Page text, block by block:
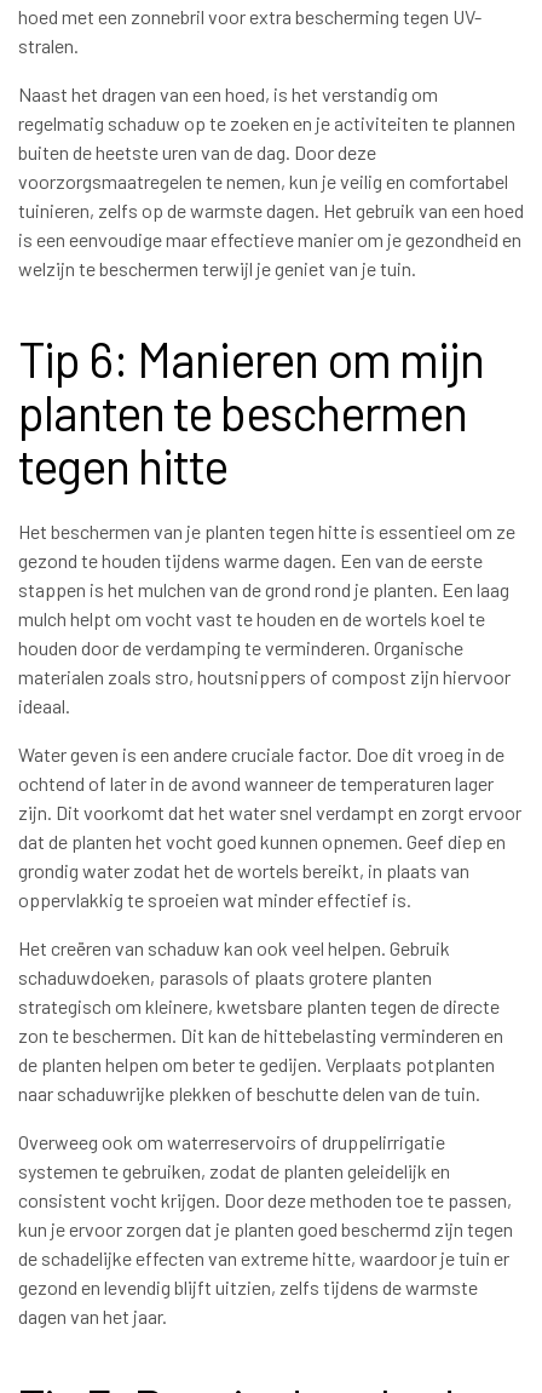
hoed met een zonnebril voor extra bescherming tegen UV-
stralen.
Naast het dragen van een hoed, is het verstandig om
regelmatig schaduw op te zoeken en je activiteiten te plannen
buiten de heetste uren van de dag. Door deze
voorzorgsmaatregelen te nemen, kun je veilig en comfortabel
tuinieren, zelfs op de warmste dagen. Het gebruik van een hoed
is een eenvoudige maar effectieve manier om je gezondheid en
welzijn te beschermen terwijl je geniet van je tuin.
Tip 6: Manieren om mijn
planten te beschermen
tegen hitte
Het beschermen van je planten tegen hitte is essentieel om ze
gezond te houden tijdens warme dagen. Een van de eerste
stappen is het mulchen van de grond rond je planten. Een laag
mulch helpt om vocht vast te houden en de wortels koel te
houden door de verdamping te verminderen. Organische
materialen zoals stro, houtsnippers of compost zijn hiervoor
ideaal.
Water geven is een andere cruciale factor. Doe dit vroeg in de
ochtend of later in de avond wanneer de temperaturen lager
zijn. Dit voorkomt dat het water snel verdampt en zorgt ervoor
dat de planten het vocht goed kunnen opnemen. Geef diep en
grondig water zodat het de wortels bereikt, in plaats van
oppervlakkig te sproeien wat minder effectief is.
Het creëren van schaduw kan ook veel helpen. Gebruik
schaduwdoeken, parasols of plaats grotere planten
strategisch om kleinere, kwetsbare planten tegen de directe
zon te beschermen. Dit kan de hittebelasting verminderen en
de planten helpen om beter te gedijen. Verplaats potplanten
naar schaduwrijke plekken of beschutte delen van de tuin.
Overweeg ook om waterreservoirs of druppelirrigatie
systemen te gebruiken, zodat de planten geleidelijk en
consistent vocht krijgen. Door deze methoden toe te passen,
kun je ervoor zorgen dat je planten goed beschermd zijn tegen
de schadelijke effecten van extreme hitte, waardoor je tuin er
gezond en levendig blijft uitzien, zelfs tijdens de warmste
dagen van het jaar.